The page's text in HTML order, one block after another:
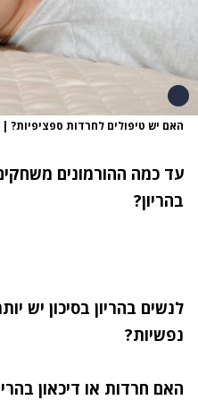
האם יש טיפולים לחרדות ספציפיות? |
עד כמה ההורמונים
בהריון?
לנשים בהריון בסיכון יש
נפשיות?
האם חרדות או דיכאון